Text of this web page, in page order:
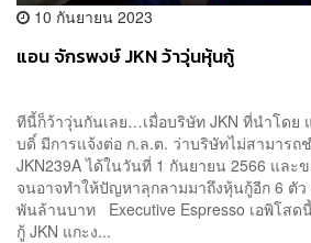
10 กันยายน 2023
แอน จักรพงษ์ JKN ว้าวุ่นหุ้นกู้
ทีนี้ก็ว้าวุ่นกันเลย…เมื่อบริษัท JKN ที่นำโดย
บดิ์ มีการแจ้งต่อ ก.ล.ต. ว่าบริษัทไม่สามาร
JKN239A ได้ในวันที่ 1 กันยายน 2566 และ
จนอาจทำให้ปัญหาลุกลามมาถึงหุ้นกู้อีก 6 ตั
พันล้านบาท Executive Espresso เอพิโส
กู้ JKN แกะง...